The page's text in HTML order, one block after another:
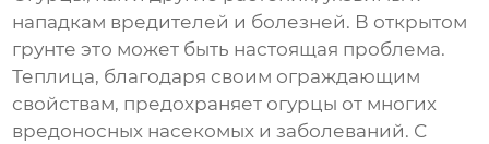
нападкам вредителей и болезней. В открытом
грунте это может быть настоящая проблема.
Теплица, благодаря своим ограждающим
свойствам, предохраняет огурцы от многих
вредоносных насекомых и заболеваний. С